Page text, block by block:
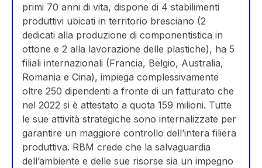
primi 70 anni di vita, dispone di 4 stabilimenti
produttivi ubicati in territorio bresciano (2
dedicati alla produzione di componentistica in
ottone e 2 alla lavorazione delle plastiche), ha 5
filiali internazionali (Francia, Belgio, Australia,
Romania e Cina), impiega complessivamente
oltre 250 dipendenti a fronte di un fatturato che
nel 2022 si è attestato a quota 159 milioni. Tutte
le sue attività strategiche sono internalizzate per
garantire un maggiore controllo dell’intera filiera
produttiva. RBM crede che la salvaguardia
dell’ambiente e delle sue risorse sia un impegno